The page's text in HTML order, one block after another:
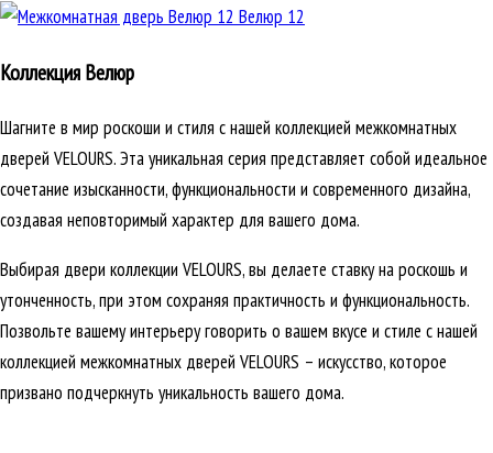
Велюр 12
Коллекция Велюр
Шагните в мир роскоши и стиля с нашей коллекцией межкомнатных
дверей VELOURS. Эта уникальная серия представляет собой идеальное
сочетание изысканности, функциональности и современного дизайна,
создавая неповторимый характер для вашего дома.
Выбирая двери коллекции VELOURS, вы делаете ставку на роскошь и
утонченность, при этом сохраняя практичность и функциональность.
Позвольте вашему интерьеру говорить о вашем вкусе и стиле с нашей
коллекцией межкомнатных дверей VELOURS – искусство, которое
призвано подчеркнуть уникальность вашего дома.